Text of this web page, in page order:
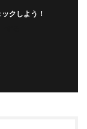
クしよう！